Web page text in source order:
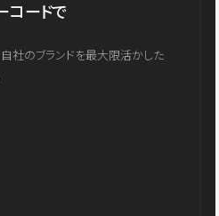
コードで
社のブランドを最大限活かした